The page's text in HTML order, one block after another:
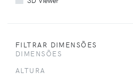
FILTRAR DIMENSÕES
DIMENSÕES
ALTURA